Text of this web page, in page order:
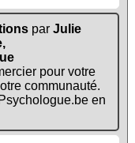
parJulie
pour votre
communauté.
en